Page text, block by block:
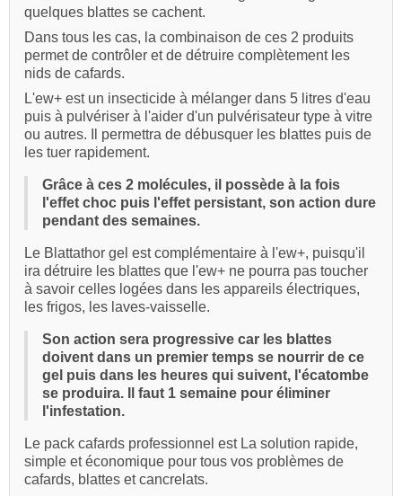
quelques blattes se cachent.
Dans tous les cas, la combinaison de ces 2 produits
permet de contrôler et de détruire complètement les
nids de cafards.
L'ew+ est un insecticide à mélanger dans 5 litres d'eau
puis à pulvériser à l'aider d'un pulvérisateur type à vitre
ou autres. Il permettra de débusquer les blattes puis de
les tuer rapidement.
Grâce à ces 2 molécules, il possède à la fois
l'effet choc puis l'effet persistant, son action dure
pendant des semaines.
Le Blattathor gel est complémentaire à l'ew+, puisqu'il
ira détruire les blattes que l'ew+ ne pourra pas toucher
à savoir celles logées dans les appareils électriques,
les frigos, les laves-vaisselle.
Son action sera progressive car les blattes
doivent dans un premier temps se nourrir de ce
gel puis dans les heures qui suivent, l'écatombe
se produira. Il faut 1 semaine pour éliminer
l'infestation.
Le pack cafards professionnel est La solution rapide,
simple et économique pour tous vos problèmes de
cafards, blattes et cancrelats.